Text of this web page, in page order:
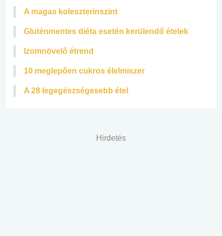
A magas koleszterinszint
Gluténmentes diéta esetén kerülendő ételek
Izomnövelő étrend
10 meglepően cukros élelmiszer
A 28 legegészségesebb étel
Hirdetés